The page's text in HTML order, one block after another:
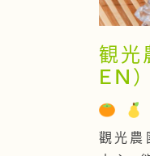
観
EN）
觀光農